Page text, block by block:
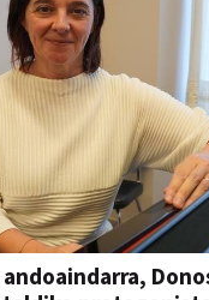
andoaindarra,